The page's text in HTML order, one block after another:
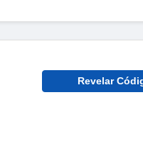
Revelar